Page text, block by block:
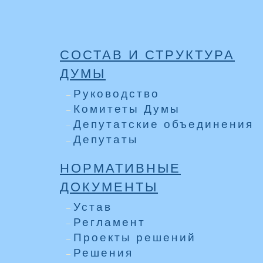
СОСТАВ И СТРУКТУРА
ДУМЫ
Руководство
Комитеты Думы
Депутатские объединения
Депутаты
НОРМАТИВНЫЕ
ДОКУМЕНТЫ
Устав
Регламент
Проекты решений
Решения